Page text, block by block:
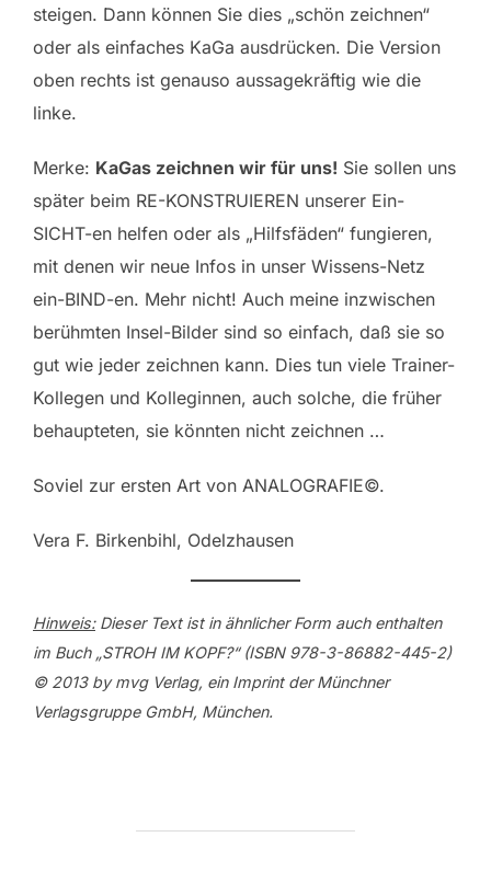
steigen. Dann können Sie dies „schön zeichnen“
oder als einfaches KaGa ausdrücken. Die Version
oben rechts ist genauso aussagekräftig wie die
linke.
Merke: KaGas zeichnen wir für uns! Sie sollen uns
später beim RE-KONSTRUIEREN unserer Ein-
SICHT-en helfen oder als „Hilfsfäden“ fungieren,
mit denen wir neue Infos in unser Wissens-Netz
ein-BIND-en. Mehr nicht! Auch meine inzwischen
berühmten Insel-Bilder sind so einfach, daß sie so
gut wie jeder zeichnen kann. Dies tun viele Trainer-
Kollegen und Kolleginnen, auch solche, die früher
behaupteten, sie könnten nicht zeichnen …
Soviel zur ersten Art von ANALOGRAFIE©.
Vera F. Birkenbihl, Odelzhausen
Hinweis:Dieser Text ist in ähnlicher Form auch enthalten
im Buch „STROH IM KOPF?“ (ISBN 978-3-86882-445-2)
© 2013 by mvg Verlag, ein Imprint der Münchner
Verlagsgruppe GmbH, München.